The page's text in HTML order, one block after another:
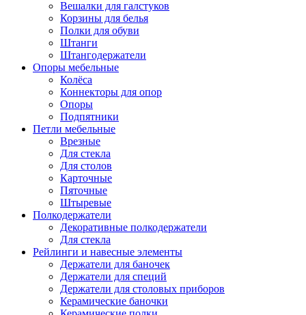
Вешалки для галстуков
Корзины для белья
Полки для обуви
Штанги
Штангодержатели
Опоры мебельные
Колёса
Коннекторы для опор
Опоры
Подпятники
Петли мебельные
Врезные
Для стекла
Для столов
Карточные
Пяточные
Штыревые
Полкодержатели
Декоративные полкодержатели
Для стекла
Рейлинги и навесные элементы
Держатели для баночек
Держатели для специй
Держатели для столовых приборов
Керамические баночки